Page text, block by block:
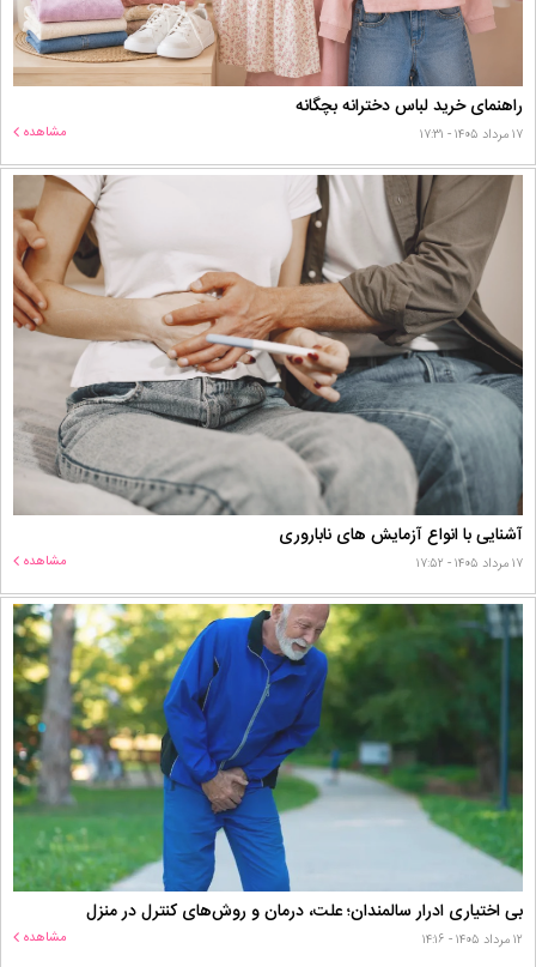
راهنمای خرید لباس دخترانه بچگانه
۱۷ مرداد ۱۴۰۵ - ۱۷:۳۱ مشاهده
آشنایی با انواع آزمایش های ناباروری
۱۷ مرداد ۱۴۰۵ - ۱۷:۵۲ مشاهده
بی اختیاری ادرار سالمندان؛ علت، درمان و روش‌های کنترل در منزل
۱۲ مرداد ۱۴۰۵ - ۱۴:۱۶ مشاهده